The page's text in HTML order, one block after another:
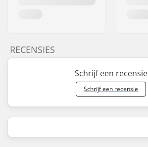
RECENSIES
Schrijf een recensie
Schrijf een recensie